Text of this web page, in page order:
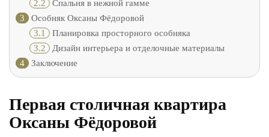
2.2 Спальня в нежной гамме
3
Особняк Оксаны Фёдоровой
3.1 Планировка просторного особняка
3.2 Дизайн интерьера и отделочные материалы
4
Заключение
Первая столичная квартира
Оксаны Фёдоровой